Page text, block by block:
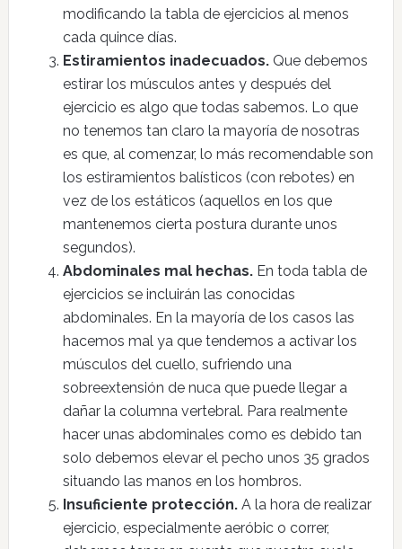
modificando la tabla de ejercicios al menos
cada quince días.
Estiramientos inadecuados.Que debemos
estirar los músculos antes y después del
ejercicio es algo que todas sabemos. Lo que
no tenemos tan claro la mayoría de nosotras
es que, al comenzar, lo más recomendable son
los estiramientos balísticos (con rebotes) en
vez de los estáticos (aquellos en los que
mantenemos cierta postura durante unos
segundos).
Abdominales mal hechas.En toda tabla de
ejercicios se incluirán las conocidas
abdominales. En la mayoría de los casos las
hacemos mal ya que tendemos a activar los
músculos del cuello, sufriendo una
sobreextensión de nuca que puede llegar a
dañar la columna vertebral. Para realmente
hacer unas abdominales como es debido tan
solo debemos elevar el pecho unos 35 grados
situando las manos en los hombros.
Insuficiente protección.A la hora de realizar
ejercicio, especialmente aeróbic o correr,